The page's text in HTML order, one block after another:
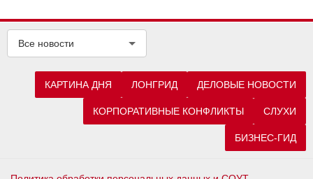
Все новости
КАРТИНА ДНЯ ЛОНГРИД ДЕЛОВЫЕ НОВОСТИ
КОРПОРАТИВНЫЕ КОНФЛИКТЫ СЛУХИ
БИЗНЕС-ГИД